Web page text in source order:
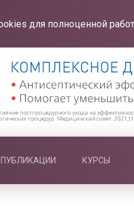
для полноценной
ПУБЛИКАЦИИ КУРСЫ